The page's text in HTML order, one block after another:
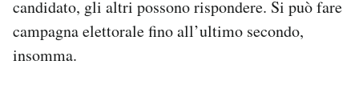
candidato, gli altri possono rispondere. Si può fare
campagna elettorale fino all’ultimo secondo,
insomma.